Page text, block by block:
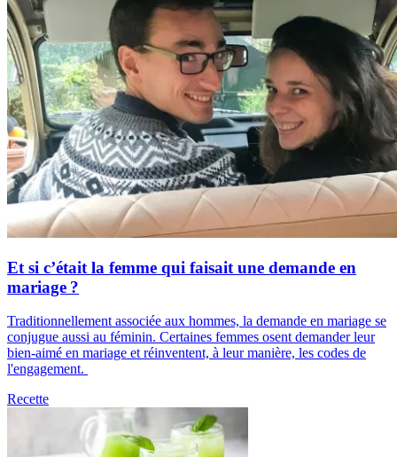
Et si c’était la femme qui faisait une demande en
mariage ?
Traditionnellement associée aux hommes, la demande en mariage se
conjugue aussi au féminin. Certaines femmes osent demander leur
bien-aimé en mariage et réinventent, à leur manière, les codes de
l'engagement.
Recette